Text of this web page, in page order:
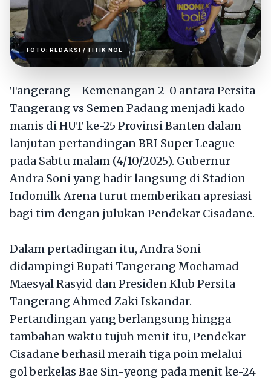
FOTO:REDAKSI / TITIK NOL
Tangerang - Kemenangan 2-0 antara Persita
Tangerang vs Semen Padang menjadi kado
manis di HUT ke-25 Provinsi Banten dalam
lanjutan pertandingan BRI Super League
pada Sabtu malam (4/10/2025). Gubernur
Andra Soni yang hadir langsung di Stadion
Indomilk Arena turut memberikan apresiasi
bagi tim dengan julukan Pendekar Cisadane.
Dalam pertadingan itu, Andra Soni
didampingi Bupati Tangerang Mochamad
Maesyal Rasyid dan Presiden Klub Persita
Tangerang Ahmed Zaki Iskandar.
Pertandingan yang berlangsung hingga
tambahan waktu tujuh menit itu, Pendekar
Cisadane berhasil meraih tiga poin melalui
gol berkelas Bae Sin-yeong pada menit ke-24